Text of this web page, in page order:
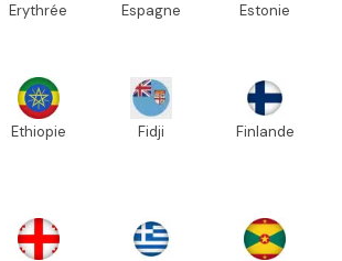
Erythrée Espagne Estonie
Ethiopie Fidji Finlande